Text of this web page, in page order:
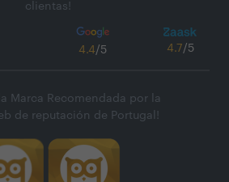
clientas!
4.4/5 4.7/5
Marca Recomendada por la
de reputación de Portugal!